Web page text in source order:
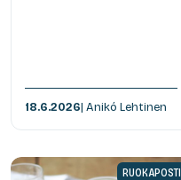
18.6.2026| Anikó Lehtinen
RUOKAPOSTI